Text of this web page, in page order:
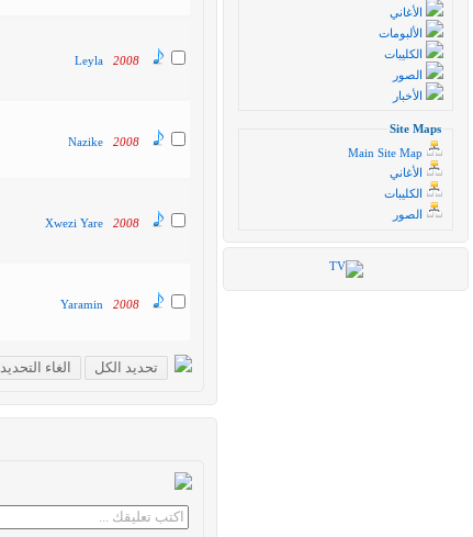
Leyla 2008
Nazike 2008
Xwezi Yare 2008
Yaramin 2008
الأغاني
الألبومات
الكليبات
الصور
الأخبار
Site Maps
الأغاني
الكليبات
الصور